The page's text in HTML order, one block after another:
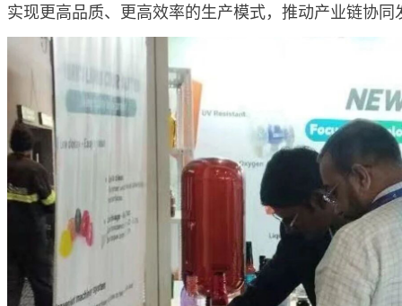
实现更高品质、更高效率的生产模式，推动产业链协同